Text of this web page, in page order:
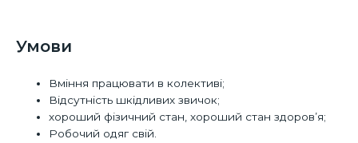
Умови
Вміння працювати в колективі;
Відсутність шкідливих звичок;
хороший фізичний стан, хороший стан здоров’я;
Робочий одяг свій.